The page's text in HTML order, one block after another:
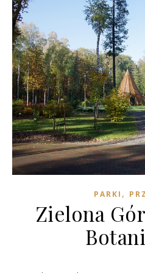
PARKI ,
Zielona